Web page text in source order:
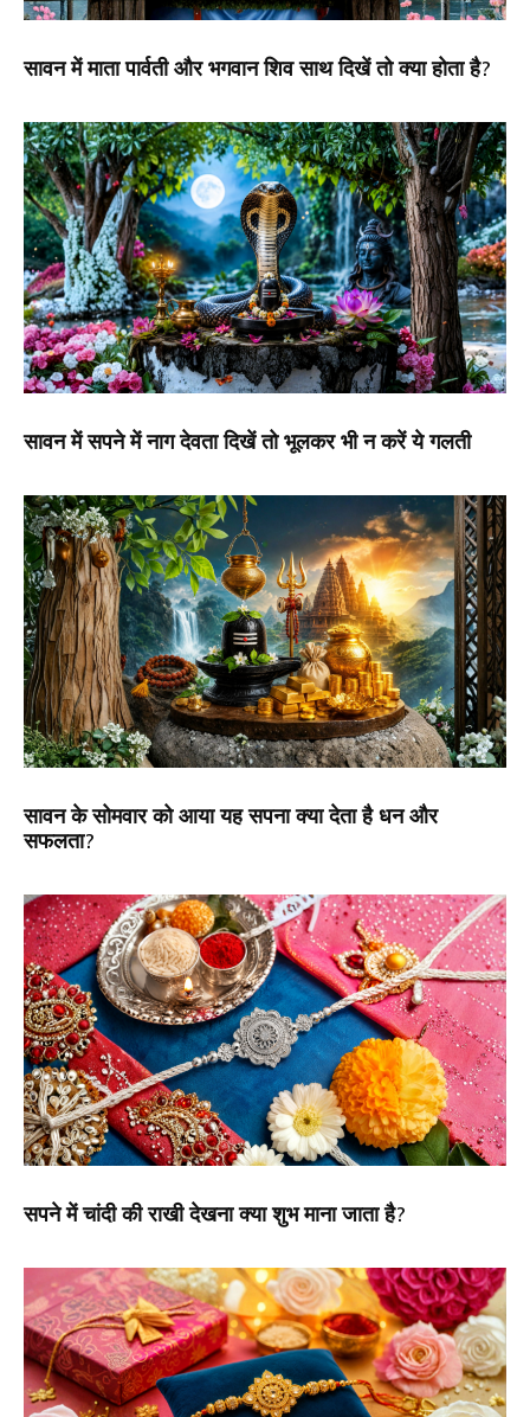
सावन में माता पार्वती और भगवान शिव साथ दिखें तो क्या होता है?
सावन में सपने में नाग देवता दिखें तो भूलकर भी न करें ये गलती
सावन के सोमवार को आया यह सपना क्या देता है धन और
सफलता?
सपने में चांदी की राखी देखना क्या शुभ माना जाता है?